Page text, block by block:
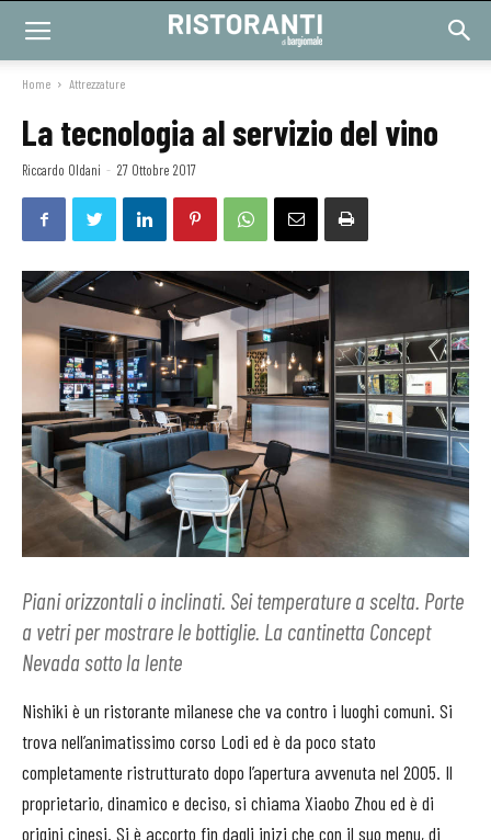
Home Attrezzature
La tecnologia al servizio del vino
Riccardo Oldani - 27 Ottobre 2017
Piani orizzontali o inclinati. Sei temperature a scelta. Porte
a vetri per mostrare le bottiglie. La cantinetta Concept
Nevada sotto la lente
Nishiki è un ristorante milanese che va contro i luoghi comuni. Si
trova nell’animatissimo corso Lodi ed è da poco stato
completamente ristrutturato dopo l’apertura avvenuta nel 2005. Il
proprietario, dinamico e deciso, si chiama Xiaobo Zhou ed è di
origini cinesi. Si è accorto fin dagli inizi che con il suo menu, di